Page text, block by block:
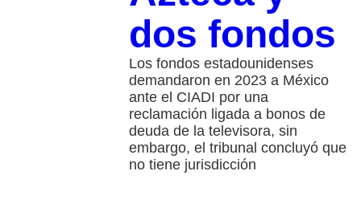
dos fondos
Los fondos estadounidenses
demandaron en 2023 a México
ante el CIADI por una
reclamación ligada a bonos de
deuda de la televisora, sin
embargo, el tribunal concluyó que
no tiene jurisdicción